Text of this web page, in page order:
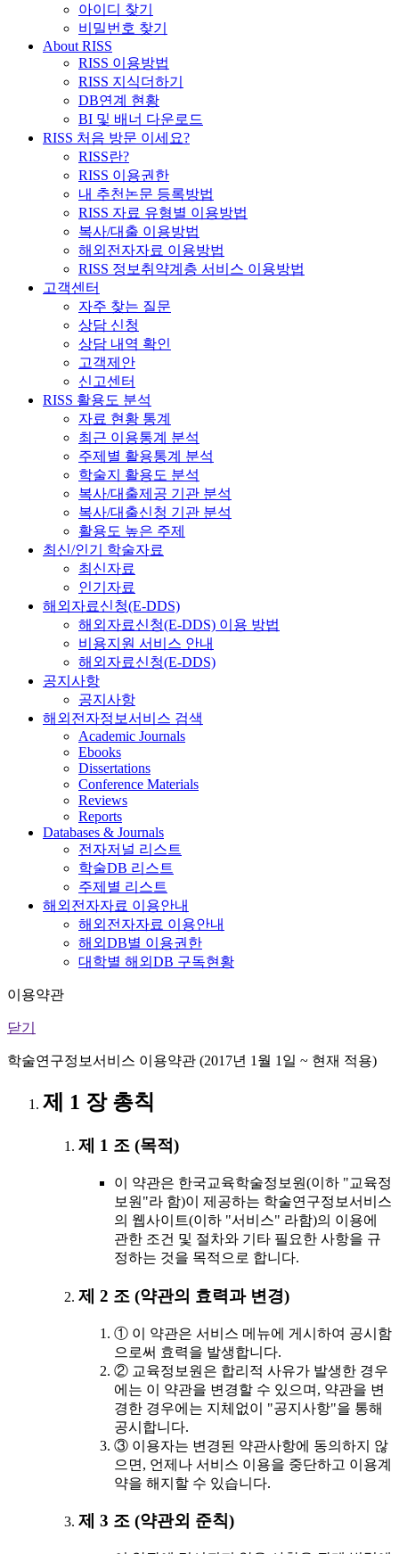
아이디 찾기
비밀번호 찾기
About RISS
RISS 이용방법
RISS 지식더하기
DB연계 현황
BI 및 배너 다운로드
RISS 처음 방문 이세요?
RISS란?
RISS 이용권한
내 추천논문 등록방법
RISS 자료 유형별 이용방법
복사/대출 이용방법
해외전자자료 이용방법
RISS 정보취약계층 서비스 이용방법
고객센터
자주 찾는 질문
상담 신청
상담 내역 확인
고객제안
신고센터
RISS 활용도 분석
자료 현황 통계
최근 이용통계 분석
주제별 활용통계 분석
학술지 활용도 분석
복사/대출제공 기관 분석
복사/대출신청 기관 분석
활용도 높은 주제
최신/인기 학술자료
최신자료
인기자료
해외자료신청(E-DDS)
해외자료신청(E-DDS) 이용 방법
비용지원 서비스 안내
해외자료신청(E-DDS)
공지사항
공지사항
해외전자정보서비스 검색
Academic Journals
Ebooks
Dissertations
Conference Materials
Reviews
Reports
Databases & Journals
전자저널 리스트
학술DB 리스트
주제별 리스트
해외전자자료 이용안내
해외전자자료 이용안내
해외DB별 이용권한
대학별 해외DB 구독현황
이용약관
닫기
학술연구정보서비스 이용약관 (2017년 1월 1일 ~ 현재 적용)
제 1 장 총칙
제 1 조 (목적)
이 약관은 한국교육학술정보원(이하 "교육정
보원"라 함)이 제공하는 학술연구정보서비스
의 웹사이트(이하 "서비스" 라함)의 이용에
관한 조건 및 절차와 기타 필요한 사항을 규
정하는 것을 목적으로 합니다.
제 2 조 (약관의 효력과 변경)
① 이 약관은 서비스 메뉴에 게시하여 공시함
으로써 효력을 발생합니다.
② 교육정보원은 합리적 사유가 발생한 경우
에는 이 약관을 변경할 수 있으며, 약관을 변
경한 경우에는 지체없이 "공지사항"을 통해
공시합니다.
③ 이용자는 변경된 약관사항에 동의하지 않
으면, 언제나 서비스 이용을 중단하고 이용계
약을 해지할 수 있습니다.
제 3 조 (약관외 준칙)